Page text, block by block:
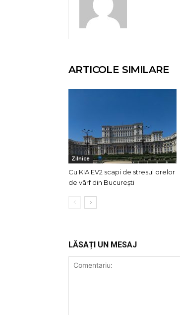
ARTICOLE SIMILARE
Zilnice
Cu KIA EV2 scapi de stresul orelor
de vârf din București
LĂSAȚI UN MESAJ